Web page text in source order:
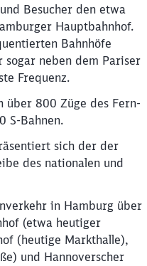
Besucher den etwa
Hauptbahnhof.
Bahnhöfe
sogar neben dem Pariser
Frequenz.
über 800 Züge des Fern-
S-Bahnen.
sich der der
des nationalen und
in Hamburg über
(etwa heutiger
(heutige Markthalle),
und Hannoverscher